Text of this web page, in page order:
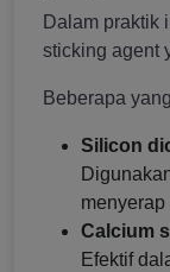
Dalam praktik
sticking agent
Beberapa
Silicon
Calcium
Efektif